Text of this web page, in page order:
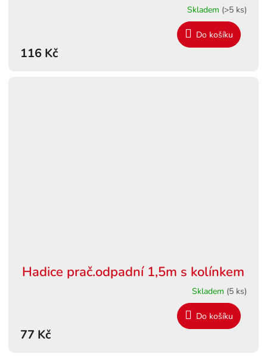
Skladem (>5 ks)
116 Kč
Do košíku
Hadice prač.odpadní 1,5m s kolínkem
Skladem (5 ks)
77 Kč
Do košíku